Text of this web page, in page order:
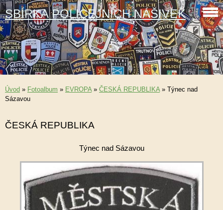
SBÍRKA POLICEJNÍCH NÁŠIVEK
Úvod » Fotoalbum » EVROPA» ČESKÁ REPUBLIKA» Týnec nad
Sázavou
ČESKÁ REPUBLIKA
Týnec nad Sázavou